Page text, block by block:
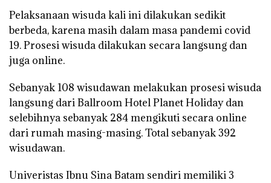
Pelaksanaan wisuda kali ini dilakukan sedikit
berbeda, karena masih dalam masa pandemi covid
19. Prosesi wisuda dilakukan secara langsung dan
juga online.
Sebanyak 108 wisudawan melakukan prosesi wisuda
langsung dari Ballroom Hotel Planet Holiday dan
selebihnya sebanyak 284 mengikuti secara online
dari rumah masing-masing. Total sebanyak 392
wisudawan.
Univeristas Ibnu Sina Batam sendiri memiliki 3